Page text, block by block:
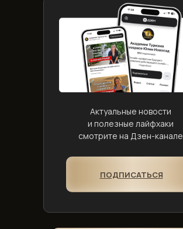
Актуальные новости
и полезные лайфхаки
смотрите на Дзен-канале
ПОДПИСАТЬСЯ